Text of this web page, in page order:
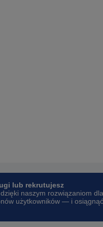
lub rekrutujesz
naszym rozwiązaniom dla
użytkowników — i osiągnąć